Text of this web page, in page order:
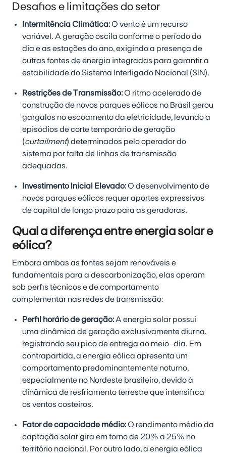
Desafios e limitações do setor
Intermitência Climática:O vento é um recurso
variável. A geração oscila conforme o período do
dia e as estações do ano, exigindo a presença de
outras fontes de energia integradas para garantir a
estabilidade do Sistema Interligado Nacional (SIN).
Restrições de Transmissão:O ritmo acelerado de
construção de novos parques eólicos no Brasil gerou
gargalos no escoamento da eletricidade, levando a
episódios de corte temporário de geração
(curtailment) determinados pelo operador do
sistema por falta de linhas de transmissão
adequadas.
Investimento Inicial Elevado:O desenvolvimento de
novos parques eólicos requer aportes expressivos
de capital de longo prazo para as geradoras.
Qual a diferença entre energia solar e
eólica?
Embora ambas as fontes sejam renováveis e
fundamentais para a descarbonização, elas operam
sob perfis técnicos e de comportamento
complementar nas redes de transmissão:
Perfil horário de geração:A energia solar possui
uma dinâmica de geração exclusivamente diurna,
registrando seu pico de entrega ao meio-dia. Em
contrapartida, a energia eólica apresenta um
comportamento predominantemente noturno,
especialmente no Nordeste brasileiro, devido à
dinâmica de resfriamento terrestre que intensifica
os ventos costeiros.
Fator de capacidade médio:O rendimento médio da
captação solar gira em torno de 20% a 25% no
território nacional. Por outro lado, a energia eólica